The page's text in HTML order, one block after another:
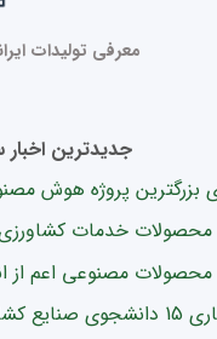
معرفی تولیدات
جدیدترین اخبار
بزرگترین پروژه هوش
محصولات خدمات
محصولات مصنوعی اعم از
کشاورزی